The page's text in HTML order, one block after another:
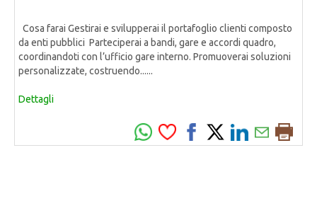
Cosa farai Gestirai e svilupperai il portafoglio clienti composto
da enti pubblici Parteciperai a bandi, gare e accordi quadro,
coordinandoti con l’ufficio gare interno. Promuoverai soluzioni
personalizzate, costruendo......
Dettagli